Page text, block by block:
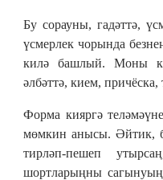
Бу сорауны, гадәттә,
үсмерлек чорында
килә башлый. Моны
әлбәттә, кием, причёска,
Форма кияргә
мөмкин анысы. Әйтик,
тирләп-пешеп
шортларыңны